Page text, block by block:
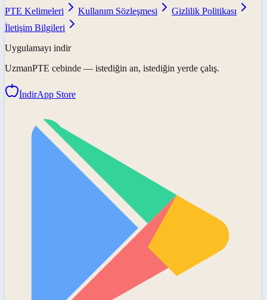
PTE Kelimeleri
Kullanım Sözleşmesi
Gizlilik Politikası
İletişim Bilgileri
Uygulamayı indir
UzmanPTE cebinde — istediğin an, istediğin yerde çalış.
İndirApp Store